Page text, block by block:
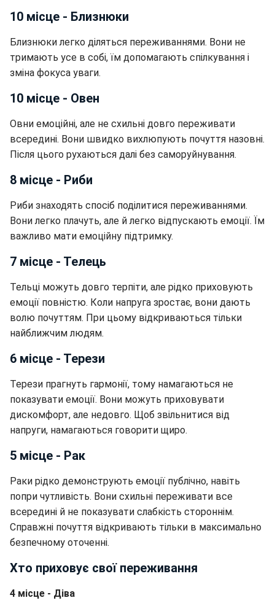
10 місце - Близнюки
Близнюки легко діляться переживаннями. Вони не
тримають усе в собі, їм допомагають спілкування і
зміна фокуса уваги.
10 місце - Овен
Овни емоційні, але не схильні довго переживати
всередині. Вони швидко вихлюпують почуття назовні.
Після цього рухаються далі без саморуйнування.
8 місце - Риби
Риби знаходять спосіб поділитися переживаннями.
Вони легко плачуть, але й легко відпускають емоції. Їм
важливо мати емоційну підтримку.
7 місце - Телець
Тельці можуть довго терпіти, але рідко приховують
емоції повністю. Коли напруга зростає, вони дають
волю почуттям. При цьому відкриваються тільки
найближчим людям.
6 місце - Терези
Терези прагнуть гармонії, тому намагаються не
показувати емоції. Вони можуть приховувати
дискомфорт, але недовго. Щоб звільнитися від
напруги, намагаються говорити щиро.
5 місце - Рак
Раки рідко демонструють емоції публічно, навіть
попри чутливість. Вони схильні переживати все
всередині й не показувати слабкість стороннім.
Справжні почуття відкривають тільки в максимально
безпечному оточенні.
Хто приховує свої переживання
4 місце - Діва